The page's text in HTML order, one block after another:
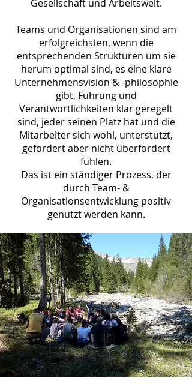
Gesellschaft und Arbeitswelt.
Teams und Organisationen sind am
erfolgreichsten, wenn die
entsprechenden Strukturen um sie
herum optimal sind, es eine klare
Unternehmensvision & -philosophie
gibt, Führung und
Verantwortlichkeiten klar geregelt
sind, jeder seinen Platz hat und die
Mitarbeiter sich wohl, unterstützt,
gefordert aber nicht überfordert
fühlen.
Das ist ein ständiger Prozess, der
durch Team- &
Organisationsentwicklung positiv
genutzt werden kann.